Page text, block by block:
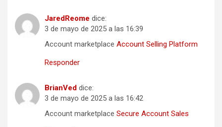
JaredReome dice:
3 de mayo de 2025 a las 16:39
Account marketplace Account Selling Platform
Responder
BrianVed dice:
3 de mayo de 2025 a las 16:42
Account marketplace Secure Account Sales